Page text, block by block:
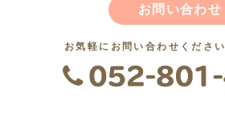
お問い合わせ
お気軽にお問い合わせください